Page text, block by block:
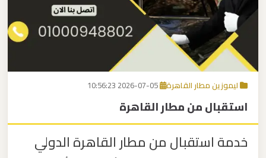
اتصل بنا
EN
ليموزين مطار القاهرة
استقبال من مطار القاهرة
خدمة استقبال من مطار القاهرة الدولي
برج
العرب
القاهرة
مكاتب
ليموزين
الاسكندرية